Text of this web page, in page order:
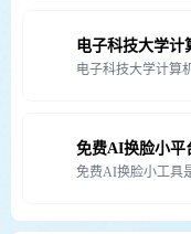
免费AI换脸小平